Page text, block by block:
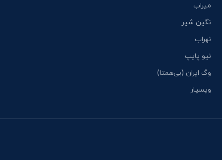
میراب
نگین شیر
نهراب
نیو پایپ
وگ ایران (بی‌همتا)
ویسپار